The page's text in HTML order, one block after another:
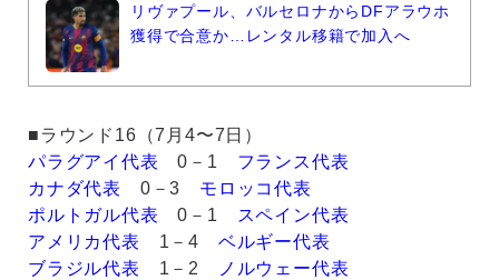
リヴァプール、バルセロナからDFアラウホ
獲得で合意か…レンタル移籍で加入へ
■ラウンド16（7月4〜7日）
パラグアイ代表 0－1 フランス代表
カナダ代表
0－3 モロッコ代表
ポルトガル代表 0－1 スペイン代表
アメリカ代表
1－4 ベルギー代表
ブラジル代表
1－2
ノルウェー代表